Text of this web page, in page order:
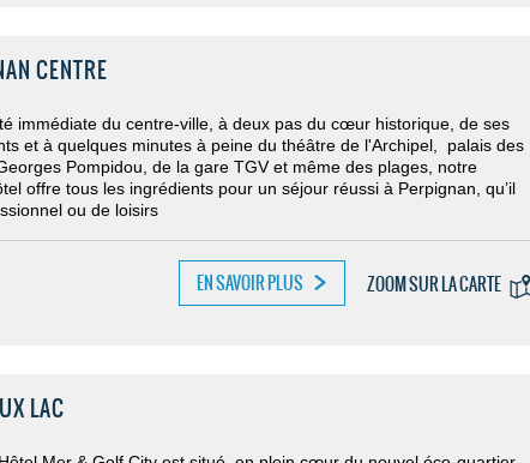
CENTRE
immédiate du centre-ville, à deux pas du cœur historique, de ses
et à quelques minutes à peine du théâtre de l'Archipel, palais des
Pompidou, de la gare TGV et même des plages, notre
offre tous les ingrédients pour un séjour réussi à Perpignan, qu’il
ou de loisirs
EN SAVOIR PLUS ZOOM SUR LA CARTE
LAC